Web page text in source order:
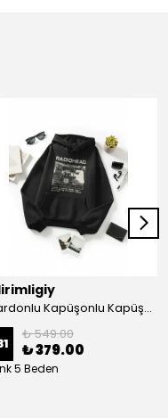
- Şardonlu Kapüşonlu Kapüşonlu Kanguru Cep Oversize Lastik Paça Sweatshirt Takimi
₺ 549.00
₺ 379.00
5 Beden